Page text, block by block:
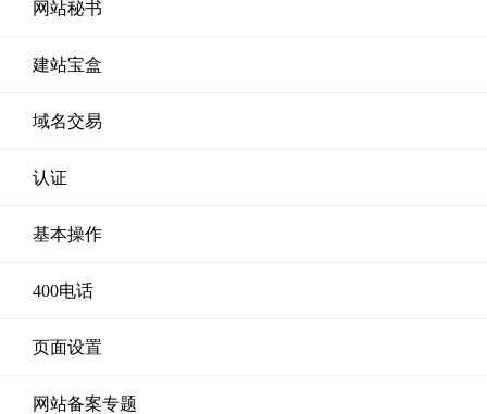
网站秘书
建站宝盒
域名交易
认证
基本操作
400电话
页面设置
网站备案专题